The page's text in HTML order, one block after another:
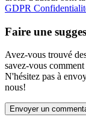
GDPR
Faire une
Avez-vous trouvé
savez-vous
N'hésitez pas à
nous!
Envoyer un